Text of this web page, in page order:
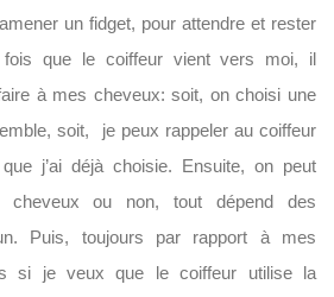
un fidget, pour attendre et rester
que le coiffeur vient vers moi, il
à mes cheveux: soit, on choisi une
soit, je peux rappeler au coiffeur
j’ai déjà choisie. Ensuite, on peut
ou non, tout dépend des
Puis, toujours par rapport à mes
si je veux que le coiffeur utilise la